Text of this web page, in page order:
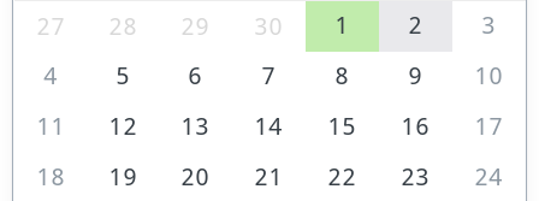
Perú
27 28 29 30 1 2
3
4
5 6 7 8 9
10
11
12 13 14 15 16
17
18
19 20 21 22 23
24